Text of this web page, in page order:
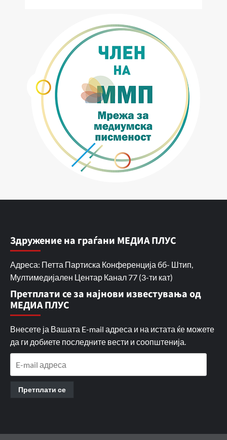
Здружение на граѓани МЕДИА ПЛУС
Адреса: Петта Партиска Конференција бб- Штип,
Мултимедијален Центар Канал 77 (3-ти кат)
Претплати се за најнови известувања од
МЕДИА ПЛУС
Внесете ја Вашата E-mail адреса и на истата ќе можете
да ги добиете последните вести и соопштенија.
Претплати се